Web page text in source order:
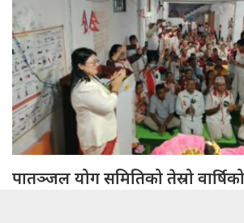
पातञ्जल योग समितिको तेस्रो